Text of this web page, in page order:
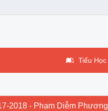
Tiểu Học
2018 - Phạm Diễm Phương